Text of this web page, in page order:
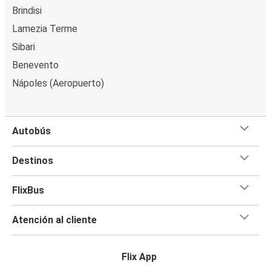
Brindisi
Lamezia Terme
Sibari
Benevento
Nápoles (Aeropuerto)
Autobús
Destinos
FlixBus
Atención al cliente
Flix App